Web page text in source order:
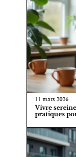
11 mars 2026
Vivre
pratiques